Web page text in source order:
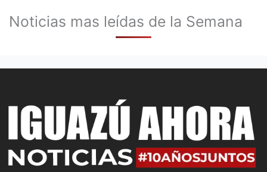
Noticias mas leídas de la Semana